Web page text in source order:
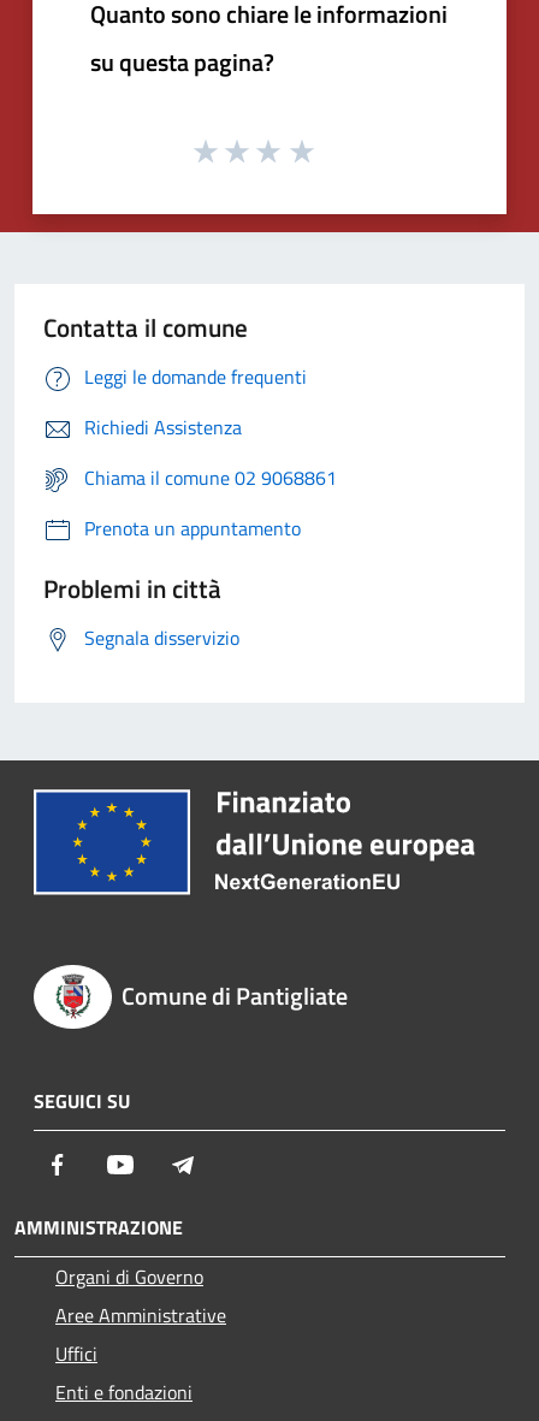
Quanto sono chiare le informazioni
su questa pagina?
Contatta il comune
Leggi le domande frequenti
Richiedi Assistenza
Chiama il comune 02 9068861
Prenota un appuntamento
Problemi in città
Segnala disservizio
Comune di Pantigliate
SEGUICI SU
Facebook Youtube
AMMINISTRAZIONE
Organi di Governo
Aree Amministrative
Uffici
Enti e fondazioni